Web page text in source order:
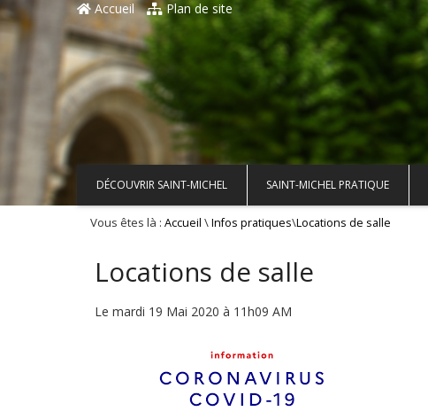
Accueil Plan de site
DÉCOUVRIR SAINT-MICHEL SAINT-MICHEL PRATIQUE
Vous êtes là : Accueil \Infos pratiques\Locations de salle
Locations de salle
Le mardi 19 Mai 2020 à 11h09 AM